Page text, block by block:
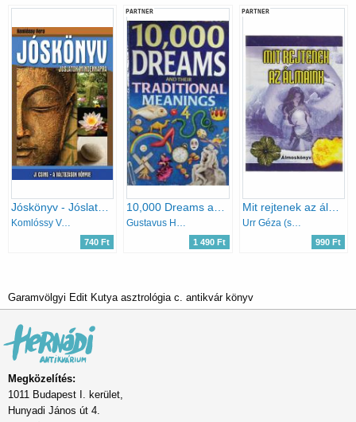
Komlóssy Vera
740 Ft
PARTNER
1 490 Ft
PARTNER
Mit rejtenek az álmaink
Urr Géza (szerk.)
990 Ft
Garamvölgyi Edit Kutya asztrológia c. antikvár könyv
Megközelítés:
1011 Budapest I. kerület,
Hunyadi János út 4.